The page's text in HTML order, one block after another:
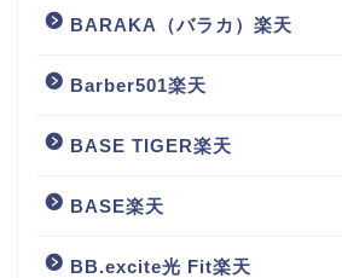
BARAKA（バラカ）楽天
Barber501楽天
BASE TIGER楽天
BASE楽天
BB.excite光 Fit楽天